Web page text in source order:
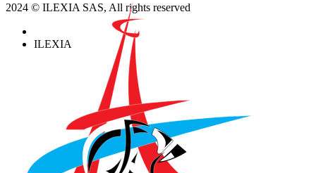
2024 © ILEXIA SAS, All rights reserved
ILEXIA